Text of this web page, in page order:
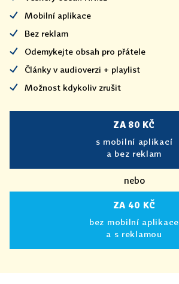
Mobilní aplikace
Bez reklam
Odemykejte obsah pro přátele
Články v audioverzi + playlist
Možnost kdykoliv zrušit
ZA 80 KČ
s mobilní aplikací
a bez reklam
nebo
ZA 40 KČ
bez mobilní aplikace
a s reklamou